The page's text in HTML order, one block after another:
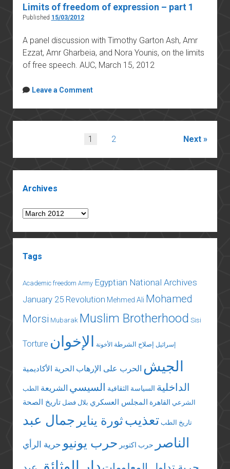
Limits of freedom of expression – part 1
Published 15/03/2012
A panel discussion with Timothy Garton Ash, Amr
Ezzat, Amr Gharbeia, and Nora Younis, on the limits
of free speech. AUC, March 15, 2012
Leave a Comment
1 2 Next
Archives
Archives
Tags
Academic freedom Army Egyptian National Archives
January 25 Revolution Mehmed Ali Mohamed
Morsi Mubarak Muslim Brotherhood Sisi
Torture إسرائيل إصلاح الشرطة الأخونة الإخوان
الجيش الحرب على الإرهاب الحرية الأكاديمية
الداخلية السياسة الثقافية السيسي الشريعة الطب
الشرعي القاهرة المجلس العسكري بلال فضل تاريخ الصحة
تاريخ الطب تعذيبثورة يناير جمال عبد
الناصر
حرب اكتوبر حرب يونيو حرية الرأي